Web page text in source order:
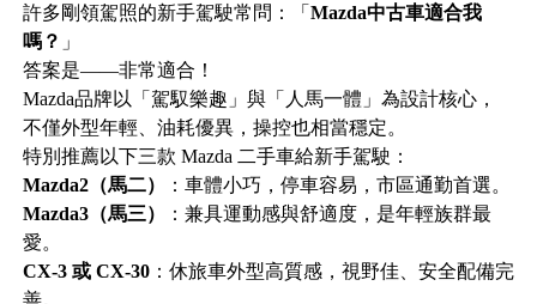
許多剛領駕照的新手駕駛常問：「 Mazda中古車適合我
嗎？ 」
答案是——非常適合！
Mazda品牌以「駕馭樂趣」與「人馬一體」為設計核心，
不僅外型年輕、油耗優異，操控也相當穩定。
特別推薦以下三款 Mazda 二手車給新手駕駛：
Mazda2（馬二）
：車體小巧，停車容易，市區通勤首選。
Mazda3（馬三）
：兼具運動感與舒適度，是年輕族群最
愛。
CX-3 或 CX-30：休旅車外型高質感，視野佳、安全配備完
善。